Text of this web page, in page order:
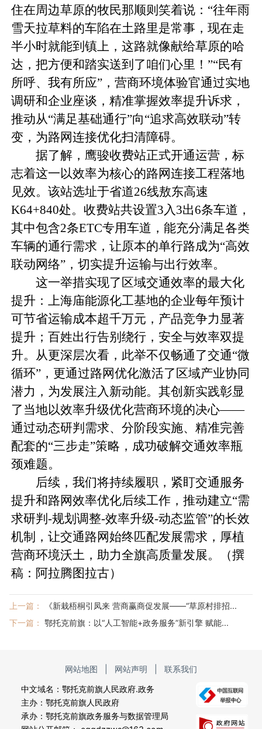
住在周边草原的牧民那顺则笑着说：“往年雨
雪天拉草料的车陷在土路里是常事，现在走
半小时就能到镇上，这路就像献给草原的哈
达，把方便和踏实送到了咱们心里！”“民有
所呼、我有所应”，营商环境体验官通过实地
调研和企业座谈，精准掌握效率提升诉求，
推动从“满足基础通行”向“追求高效联动”转
变，为路网连接优化扫清障碍。
据了解，鹰骏收费站正式开通运营，标
志着这一以效率为核心的路网连接工程落地
见效。该站选址于省道26线敖东高速
K64+840处。收费站共设置3入3出6条车道，
其中包含2条ETC专用车道，能充分满足各类
车辆的通行需求，让原本的单行路成为“高效
联动网络”，切实提升运输与出行效率。
这一举措实现了区域交通效率的最大化
提升：上海庙能源化工基地的企业每年预计
可节省运输成本超千万元，产品竞争力显著
提升；百姓出行告别绕行，安全与效率双提
升。从更深层次看，此举不仅畅通了交通“微
循环”，更通过路网优化激活了区域产业协同
潜力，为发展注入新动能。其创新实践彰显
了当地以效率升级优化营商环境的决心——
通过动态研判需求、分阶段实施、精准完善
配套的“三步走”策略，成功破解交通效率瓶
颈难题。
后续，我们将持续履职，紧盯交通服务
提升和路网效率优化后续工作，推动建立“需
求研判-规划调整-效率升级-动态监管”的长效
机制，让交通路网始终匹配发展需求，厚植
营商环境沃土，助力全旗高质量发展。（撰
稿：阿拉腾图拉古）
上一篇：
《新栽梧桐引凤来 营商赢商促发展——“草原村排招...
下一篇： 鄂托克前旗：以“人工智能+政务服务”新引擎 赋能...
网站地图 网站声明
联系我们
中文域名：鄂托克前旗人民政府.政务
主办：鄂托克前旗人民政府
承办：鄂托克前旗政务服务与数据管理局